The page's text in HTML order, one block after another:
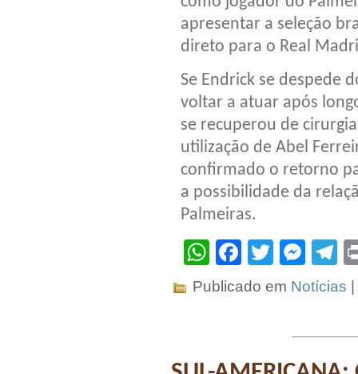
apresentar a seleção
direto para o Real
Se Endrick se despede
voltar a atuar após
se recuperou de
utilização de Abel
confirmado o retorno
a possibilidade da
Palmeiras.
WhatsApp
Facebook
Twitter
Publicado em Notícias |